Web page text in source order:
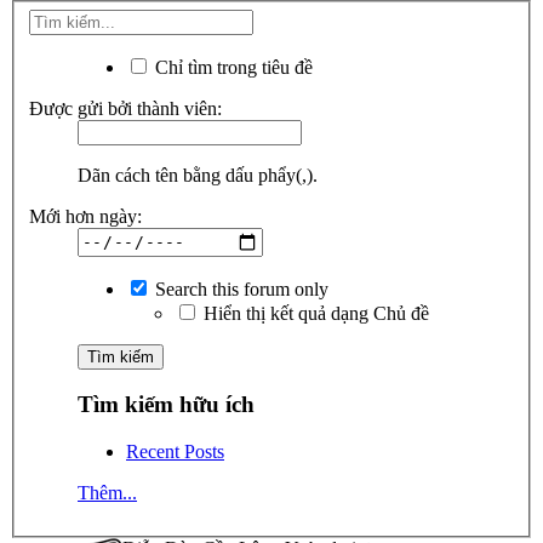
Chỉ tìm trong tiêu đề
Được gửi bởi thành viên:
Dãn cách tên bằng dấu phẩy(,).
Mới hơn ngày:
Search this forum only
Hiển thị kết quả dạng Chủ đề
Tìm kiếm hữu ích
Recent Posts
Thêm...